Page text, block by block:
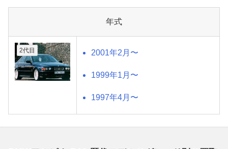
年式
2代目 2001年2月〜
1999年1月〜
1997年4月〜